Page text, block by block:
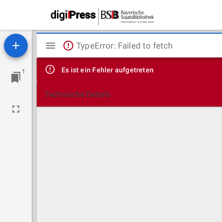
1
Mirador
Viewer
TypeError: Failed to fetch
Es ist ein Fehler aufgetreten
Technische Details